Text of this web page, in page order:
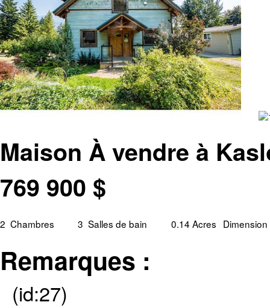
Maison À vendre à
769 900 $
2 Chambres 3 Salles de bain 0.14 Acres
Remarques :
(id:27)